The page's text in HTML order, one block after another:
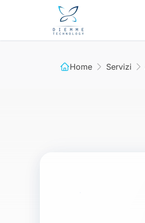
Vai al contenuto principale
Home Servizi